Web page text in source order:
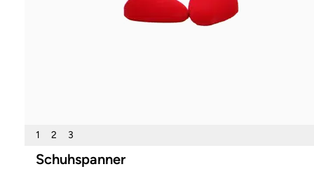
1 2 3
Schuhspanner